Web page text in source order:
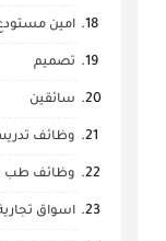
امين
تصميم
سائقين
وظائف
وظائف طب
اسواق